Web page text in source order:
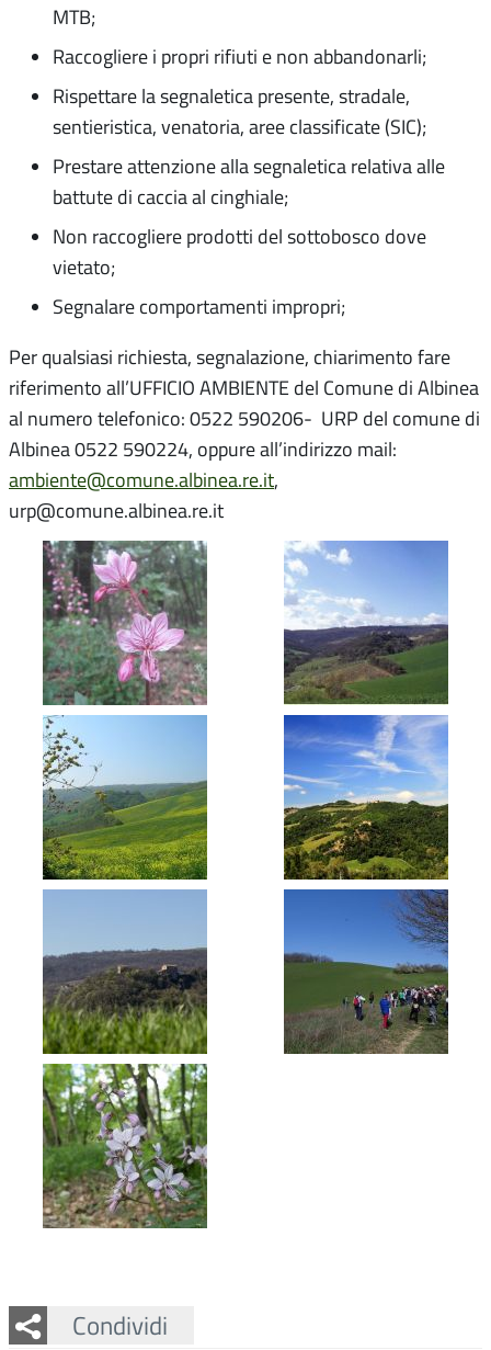
MTB;
Raccogliere i propri rifiuti e non abbandonarli;
Rispettare la segnaletica presente, stradale,
sentieristica, venatoria, aree classificate (SIC);
Prestare attenzione alla segnaletica relativa alle
battute di caccia al cinghiale;
Non raccogliere prodotti del sottobosco dove
vietato;
Segnalare comportamenti impropri;
Per qualsiasi richiesta, segnalazione, chiarimento fare
riferimento all’UFFICIO AMBIENTE del Comune di Albinea
al numero telefonico: 0522 590206- URP del comune di
Albinea 0522 590224, oppure all’indirizzo mail:
ambiente@comune.albinea.re.it,
urp@comune.albinea.re.it
Condividi
Facebook
Twitter
Whatsapp